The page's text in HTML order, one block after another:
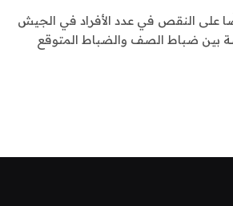
على النقص في عدد الأفراد في الجيش
بين ضباط الصف والضباط المتوقع